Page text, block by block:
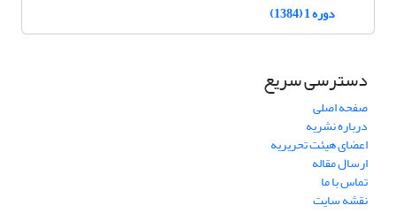
دوره 1 (1384)
دسترسی سریع
صفحه اصلی
درباره نشریه
اعضای هیئت تحریریه
ارسال مقاله
تماس با ما
نقشه سایت